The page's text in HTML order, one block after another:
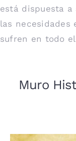
está dispuesta
las necesidades
sufren en todo
Muro